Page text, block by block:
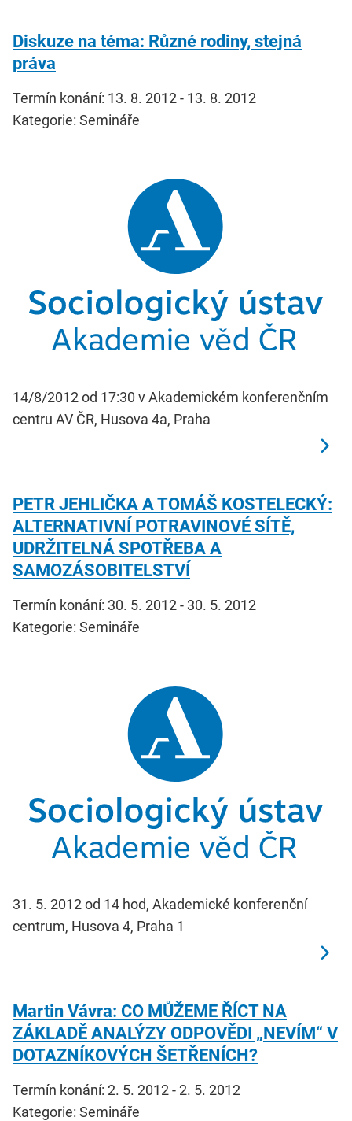
Diskuze na téma: Různé rodiny, stejná
práva
Termín konání: 13. 8. 2012 - 13. 8. 2012
Kategorie: Semináře
14/8/2012 od 17:30 v Akademickém konferenčním
centru AV ČR, Husova 4a, Praha
PETR JEHLIČKA A TOMÁŠ KOSTELECKÝ:
ALTERNATIVNÍ POTRAVINOVÉ SÍTĚ,
UDRŽITELNÁ SPOTŘEBA A
SAMOZÁSOBITELSTVÍ
Termín konání: 30. 5. 2012 - 30. 5. 2012
Kategorie: Semináře
31. 5. 2012 od 14 hod, Akademické konferenční
centrum, Husova 4, Praha 1
Martin Vávra: CO MŮŽEME ŘÍCT NA
ZÁKLADĚ ANALÝZY ODPOVĚDI „NEVÍM“ V
DOTAZNÍKOVÝCH ŠETŘENÍCH?
Termín konání: 2. 5. 2012 - 2. 5. 2012
Kategorie: Semináře